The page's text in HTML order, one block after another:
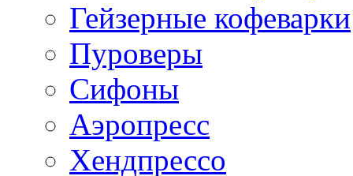
Гейзерные кофеварки
Пуроверы
Сифоны
Аэропресс
Хендпрессо